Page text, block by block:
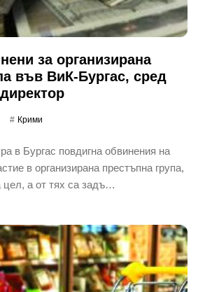
за организирана
във ВиК-Бургас, сред
Крими
в Бургас повдигна обвинения на
в организирана престъпна група,
цел, а от тях са задъ…